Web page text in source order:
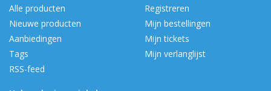
Alle producten
Nieuwe producten
Aanbiedingen
Tags
RSS-feed
Registreren
Mijn bestellingen
Mijn tickets
Mijn verlanglijst